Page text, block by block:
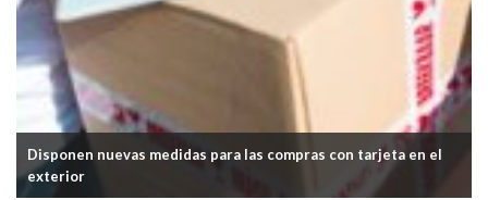
nuevas medidas para las compras con tarjeta en el